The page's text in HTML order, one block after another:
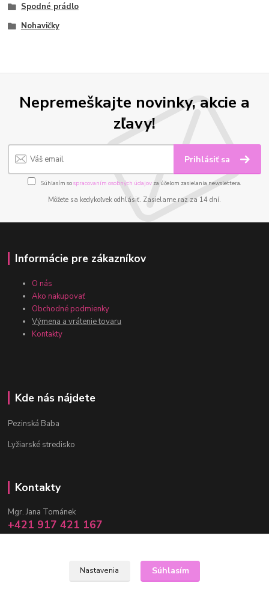
Spodné prádlo
Nohavičky
Nepremeškajte novinky, akcie a
zľavy!
Prihlásiť sa
Súhlasím sospracovaním osobných údajov za účelom zasielania newslettera.
Môžete sa kedykoľvek odhlásiť. Zasielame raz za 14 dní.
Informácie pre zákazníkov
O nás
Ako nakupovať
Obchodné podmienky
Výmena a vrátenie tovaru
Kontakty
Kde nás nájdete
Pezinská Baba
Lyžiarské stredisko
Kontakty
Mgr. Jana Tománek
+421 917 421 167
(Po-Pia, 10 -17 hod.)
Nastavenia Súhlasím